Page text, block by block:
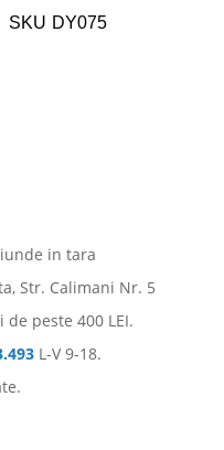
SKU DY075
in tara
Str. Calimani Nr. 5
de peste 400 LEI.
L-V 9-18.